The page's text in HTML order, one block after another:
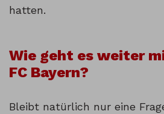
hatten.
Wie geht es weiter
FC Bayern?
Bleibt natürlich nur eine